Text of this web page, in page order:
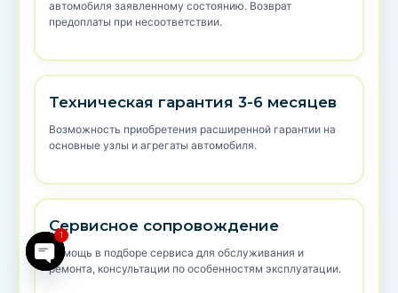
автомобиля заявленному состоянию. Возврат
предоплаты при несоответствии.
Техническая гарантия 3-6 месяцев
Возможность приобретения расширенной гарантии на
основные узлы и агрегаты автомобиля.
Сервисное сопровождение
Помощь в подборе сервиса для обслуживания и
ремонта, консультации по особенностям эксплуатации.
Open chaty
1